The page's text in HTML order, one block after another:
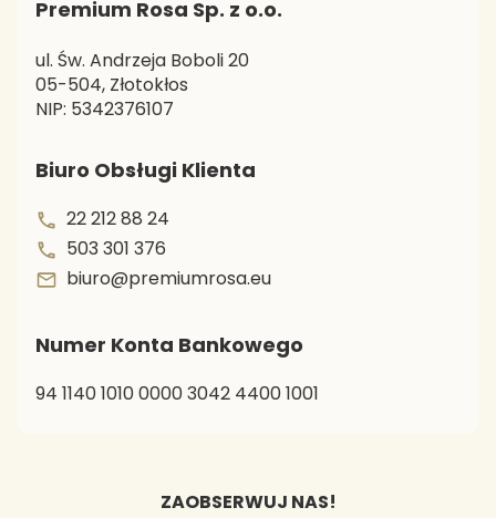
Premium Rosa Sp. z o.o.
ul. Św. Andrzeja Boboli 20
05-504, Złotokłos
NIP: 5342376107
Biuro Obsługi Klienta
22 212 88 24
503 301 376
biuro@premiumrosa.eu
Numer Konta Bankowego
94 1140 1010 0000 3042 4400 1001
ZAOBSERWUJ NAS!